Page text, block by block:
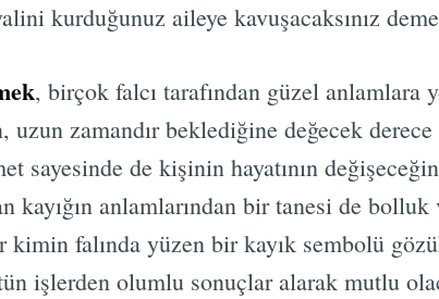
kurduğunuz aileye kavuşacaksınız
, birçok falcı tarafından güzel anlamlara
zamandır beklediğine değecek derece
sayesinde de kişinin hayatının
kayığın anlamlarından bir tanesi de
kimin falında yüzen bir kayık sembolü
işlerden olumlu sonuçlar alarak mutlu